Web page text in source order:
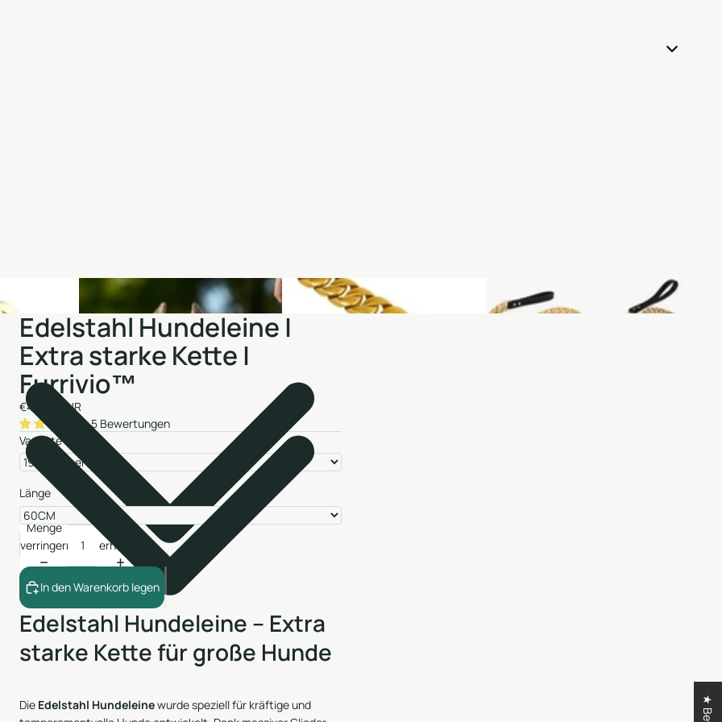
Edelstahl Hundeleine |
Extra starke Kette |
Furrivio™
€45,99 EUR
5 Bewertungen
Variante
Länge
Menge
verringern
Menge
erhöhen
In den Warenkorb legen
Edelstahl Hundeleine – Extra
starke Kette für große Hunde
Die Edelstahl Hundeleinewurde speziell für kräftige und